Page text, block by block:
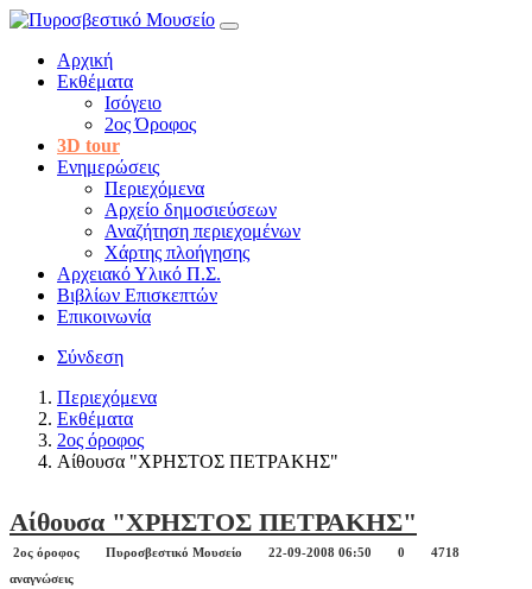
Αρχική
Εκθέματα
Ισόγειο
2ος Όροφος
3D tour
Ενημερώσεις
Περιεχόμενα
Αρχείο δημοσιεύσεων
Αναζήτηση περιεχομένων
Χάρτης πλοήγησης
Αρχειακό Υλικό Π.Σ.
Βιβλίων Επισκεπτών
Επικοινωνία
Σύνδεση
Περιεχόμενα
Εκθέματα
2ος όροφος
Αίθουσα "ΧΡΗΣΤΟΣ ΠΕΤΡΑΚΗΣ"
Αίθουσα "ΧΡΗΣΤΟΣ ΠΕΤΡΑΚΗΣ"
2ος όροφος Πυροσβεστικό Μουσείο 22-09-2008 06:50 0
4718
αναγνώσεις